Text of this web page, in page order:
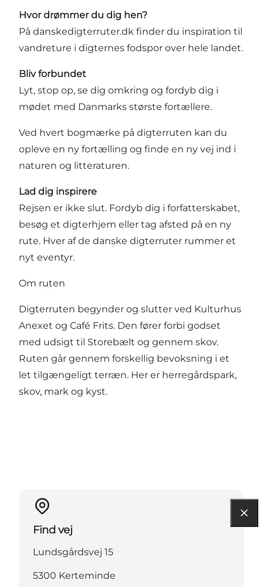
Hvor drømmer du dig hen?
På danskedigterruter.dk finder du inspiration til
vandreture i digternes fodspor over hele landet.
Bliv forbundet
Lyt, stop op, se dig omkring og fordyb dig i
mødet med Danmarks største fortællere.
Ved hvert bogmærke på digterruten kan du
opleve en ny fortælling og finde en ny vej ind i
naturen og litteraturen.
Lad dig inspirere
Rejsen er ikke slut. Fordyb dig i forfatterskabet,
besøg et digterhjem eller tag afsted på en ny
rute. Hver af de danske digterruter rummer et
nyt eventyr.
Om ruten
Digterruten begynder og slutter ved Kulturhus
Anexet og Café Frits. Den fører forbi godset
med udsigt til Storebælt og gennem skov.
Ruten går gennem forskellig bevoksning i et
let tilgængeligt terræn. Her er herregårdspark,
skov, mark og kyst.
Find vej
Lundsgårdsvej 15
5300 Kerteminde